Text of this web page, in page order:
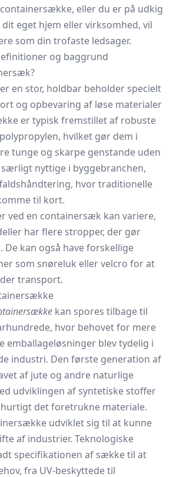
eller du er på udkig
eget hjem eller virksomhed, vil
som din trofaste ledsager.
og baggrund
er en stor, holdbar beholder specielt
og opbevaring af løse materialer
er typisk fremstillet af robuste
hvilket gør dem i
tunge og skarpe genstande uden
nyttige i byggebranchen,
hvor traditionelle
til kort.
ved en containersæk kan variere,
har flere stropper, der gør
kan også have forskellige
som snøreluk eller velcro for at
transport.
kan spores tilbage til
hvor behovet for mere
emballageløsninger blev tydelig i
industri. Den første generation af
af jute og andre naturlige
udviklingen af syntetiske stoffer
det foretrukne materiale.
udviklet sig til at kunne
af industrier. Teknologiske
specifikationen af sække til at
fra UV-beskyttede til